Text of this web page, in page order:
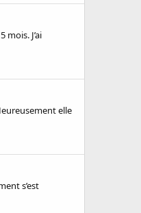
J’ai
elle
s’est